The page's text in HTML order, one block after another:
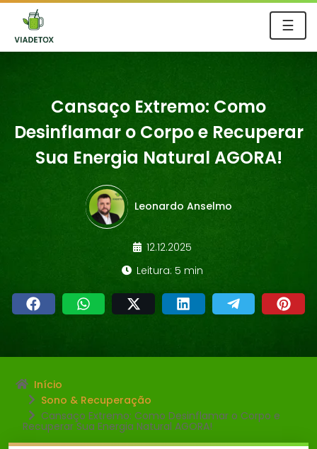
☰
Cansaço Extremo: Como
Desinflamar o Corpo e Recuperar
Sua Energia Natural AGORA!
Leonardo Anselmo
12.12.2025
Leitura: 5 min
Início
Sono & Recuperação
Cansaço Extremo: Como Desinflamar o Corpo e
Recuperar Sua Energia Natural AGORA!